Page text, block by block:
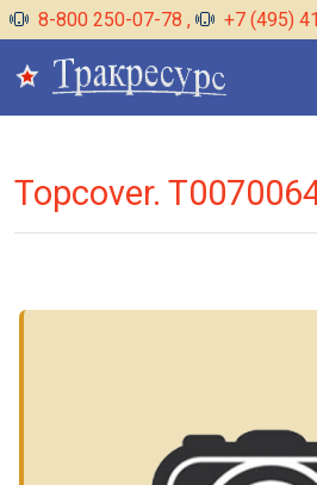
8-800 250-07-78 ,
+7 (495)
Topcover.